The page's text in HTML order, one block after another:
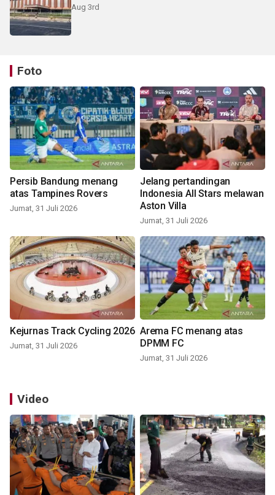
Aug 3rd
Foto
Persib Bandung menang
atas Tampines Rovers
Jumat, 31 Juli 2026
Jelang pertandingan
Indonesia All Stars melawan
Aston Villa
Jumat, 31 Juli 2026
Kejurnas Track Cycling 2026
Jumat, 31 Juli 2026
Arema FC menang atas
DPMM FC
Jumat, 31 Juli 2026
Video